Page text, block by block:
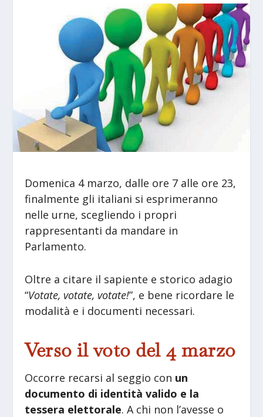
Domenica 4 marzo, dalle ore 7 alle ore 23,
finalmente gli italiani si esprimeranno
nelle urne, scegliendo i propri
rappresentanti da mandare in
Parlamento.
Oltre a citare il sapiente e storico adagio
“Votate, votate, votate!”, e bene ricordare le
modalità e i documenti necessari.
Verso il voto del 4 marzo
Occorre recarsi al seggio con un
documento di identità valido e la
tessera elettorale. A chi non l’avesse o